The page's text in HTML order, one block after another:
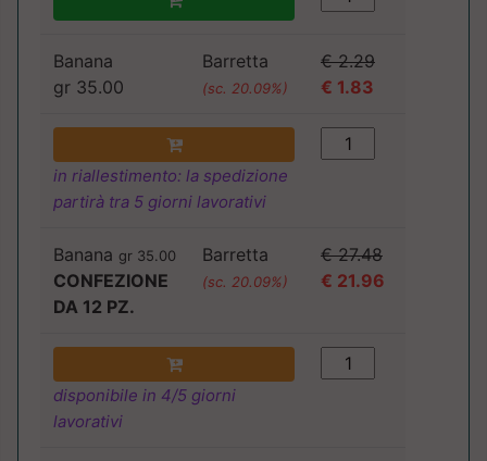
Banana
gr 35.00
Barretta
(sc. 20.09%)
€ 2.29
€ 1.83
in riallestimento: la spedizione
partirà tra 5 giorni lavorativi
Banana gr 35.00
CONFEZIONE
DA 12 PZ.
Barretta
(sc. 20.09%)
€ 27.48
€ 21.96
disponibile in 4/5 giorni
lavorativi